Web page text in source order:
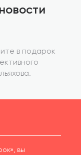
в подарок
вы